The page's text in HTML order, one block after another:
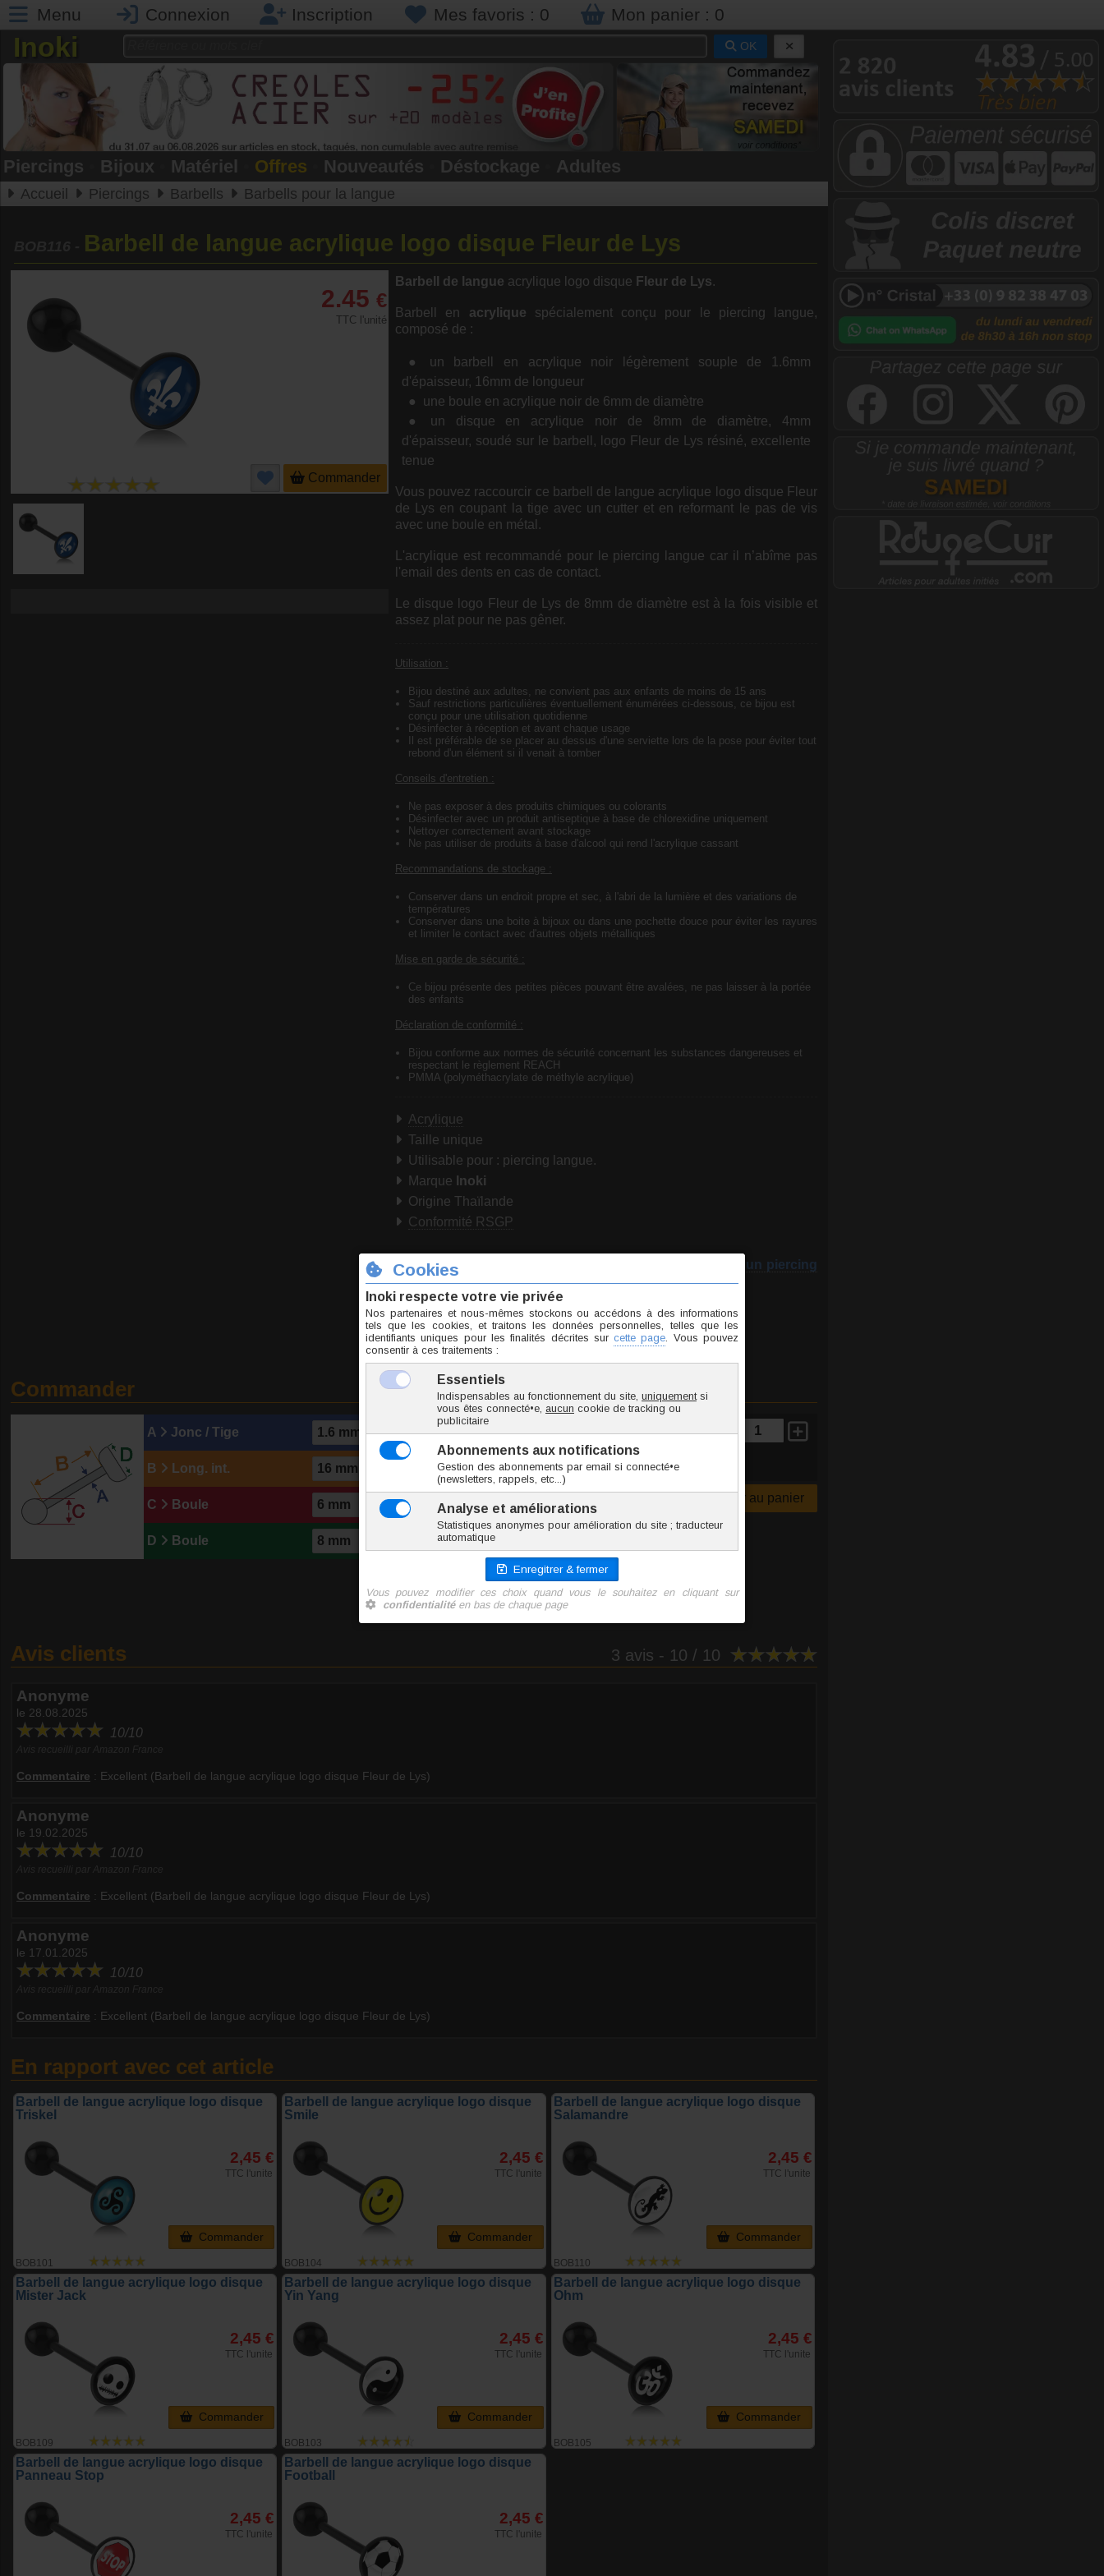
Menu Connexion Inscription Mes favoris : 0 Mon panier : 0
Inoki OK
Piercings Bijoux Matériel Offres Nouveautés Déstockage Adultes
Accueil Piercings Barbells Barbells pour la langue
Barbell de langue acrylique logo disque Fleur de Lys
2.45 €
TTC l'unité
Commander
Barbell de langue acrylique logo disque Fleur de Lys.
Barbell en acrylique spécialement conçu pour le piercing langue,
composé de :
un barbell en acrylique noir légèrement souple de 1.6mm
d'épaisseur, 16mm de longueur
une boule en acrylique noir de 6mm de diamètre
un disque en acrylique noir de 8mm de diamètre, 4mm
d'épaisseur, soudé sur le barbell, logo Fleur de Lys résiné, excellente
tenue
Vous pouvez raccourcir ce barbell de langue acrylique logo disque Fleur
de Lys en coupant la tige avec un cutter et en reformant le pas de vis
avec une boule en métal.
L'acrylique est recommandé pour le piercing langue car il n’abîme pas
l'email des dents en cas de contact.
Le disque logo Fleur de Lys de 8mm de diamètre est à la fois visible et
assez plat pour ne pas gêner.
Utilisation :
Bijou destiné aux adultes, ne convient pas aux enfants de moins de 15 ans
Sauf restrictions particulières éventuellement énumérées ci-dessous, ce bijou est
conçu pour une utilisation quotidienne
Désinfecter à réception et avant chaque usage
Il est préférable de se placer au dessus d'une serviette lors de la pose pour éviter tout
rebond d'un élément si il venait à tomber
Conseils d'entretien :
Ne pas exposer à des produits chimiques ou colorants
Désinfecter avec un produit antiseptique à base de chlorexidine uniquement
Nettoyer correctement avant stockage
Ne pas utiliser de produits à base d'alcool qui rend l'acrylique cassant
Recommandations de stockage :
Conserver dans un endroit propre et sec, à l'abri de la lumière et des variations de
températures
Conserver dans une boite à bijoux ou dans une pochette douce pour éviter les rayures
et limiter le contact avec d'autres objets métalliques
Mise en garde de sécurité :
Ce bijou présente des petites pièces pouvant être avalées, ne pas laisser à la portée
des enfants
Déclaration de conformité :
Bijou conforme aux normes de sécurité concernant les substances dangereuses et
respectant le règlement REACH
PMMA (polyméthacrylate de méthyle acrylique)
Acrylique
Taille unique
Utilisable pour : piercing langue.
Marque Inoki
Origine Thaïlande
Conformité RSGP
Téléchargez notre guide : Prendre les mesures pour un piercing
Commander
A Jonc / Tige
B Long. int.
C Boule
D Boule
BOB116-1.6/16/6-8
0.4 g
2.45 € TTC l'unité
Ajouter au panier
Avis clients 3 avis - 10 / 10
Anonyme
le 28.08.2025
10/10
Commentaire : Excellent (Barbell de langue acrylique logo disque Fleur de Lys)
Anonyme
le 19.02.2025
10/10
Commentaire : Excellent (Barbell de langue acrylique logo disque Fleur de Lys)
Anonyme
le 17.01.2025
10/10
Commentaire : Excellent (Barbell de langue acrylique logo disque Fleur de Lys)
En rapport avec cet article
Barbell de langue acrylique logo disque
Triskel
BOB101
2,45 €
TTC l'unite
Commander
Barbell de langue acrylique logo disque
Smile
BOB104
2,45 €
TTC l'unite
Commander
Barbell de langue acrylique logo disque
Salamandre
BOB110
2,45 €
TTC l'unite
Commander
Barbell de langue acrylique logo disque
Mister Jack
BOB109
2,45 €
TTC l'unite
Commander
Barbell de langue acrylique logo disque
Yin Yang
BOB103
2,45 €
TTC l'unite
Commander
Barbell de langue acrylique logo disque
Ohm
BOB105
2,45 €
TTC l'unite
Commander
Barbell de langue acrylique logo disque
Panneau Stop
2,45 €
TTC l'unite
Barbell de langue acrylique logo disque
Football
2,45 €
TTC l'unite